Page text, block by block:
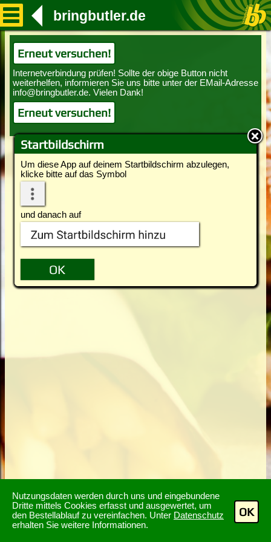
Nutzungsdaten werden durch uns und eingebundene
Dritte mittels Cookies erfasst und ausgewertet, um
den Bestellablauf zu vereinfachen. Unter Datenschutz
erhalten Sie weitere Informationen.
OK
Startbildschirm
Um diese App auf deinem Startbildschirm abzulegen,
klicke bitte auf das Symbol
und danach auf
bringbutler.de
Erneut versuchen!
Erneut versuchen!